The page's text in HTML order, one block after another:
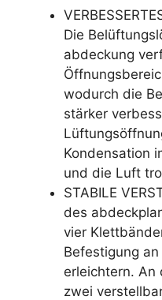
Die
abdeckung
wodurch die
stärker
Kondensation
und die Luft
STABILE
des
vier
Befestigung
erleichtern. An
zwei